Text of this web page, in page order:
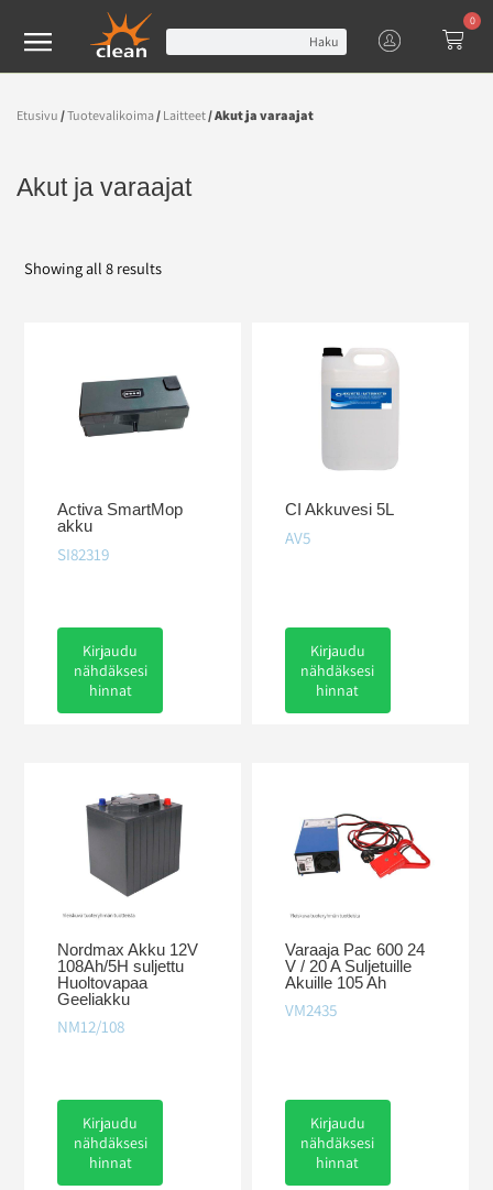
Haku
0
Etusivu /Tuotevalikoima/ Laitteet/ Akut ja varaajat
Akut ja varaajat
Showing all 8 results
Activa SmartMop
akku
SI82319
Kirjaudu
nähdäksesi
hinnat
CI Akkuvesi 5L
AV5
Kirjaudu
nähdäksesi
hinnat
Nordmax Akku 12V
108Ah/5H suljettu
Huoltovapaa
Geeliakku
NM12/108
Kirjaudu
nähdäksesi
hinnat
Varaaja Pac 600 24
V / 20 A Suljetuille
Akuille 105 Ah
VM2435
Kirjaudu
nähdäksesi
hinnat